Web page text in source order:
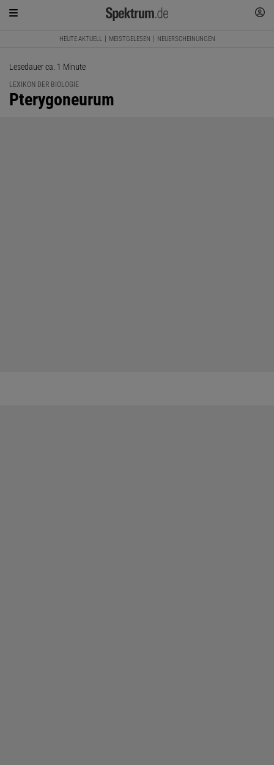
HEUTE AKTUELL MEISTGELESEN NEUERSCHEINUNGEN
Lesedauer ca. 1 Minute
LEXIKON DER BIOLOGIE
:
Pterygoneurum